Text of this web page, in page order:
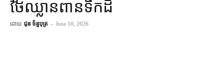
ថៃ​ឈ្លានពាន​ទឹកដី
ដោយ ជុន ច័ន្ទបុត្រ - June 10, 2026